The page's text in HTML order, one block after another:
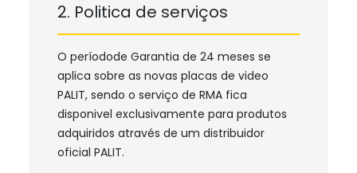
2. Politica de serviços
O períodode Garantia de 24 meses se
aplica sobre as novas placas de video
PALIT, sendo o serviço de RMA fica
disponivel exclusivamente para produtos
adquiridos através de um distribuidor
oficial PALIT.